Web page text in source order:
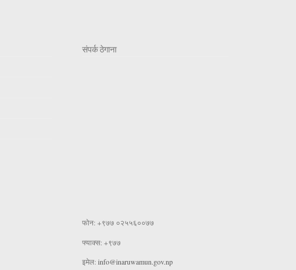
संपर्क ठेगाना
फोन: +९७७ ०२५५६००७७
फ्याक्स: +९७७
इमेल: info@inaruwamun.gov.np